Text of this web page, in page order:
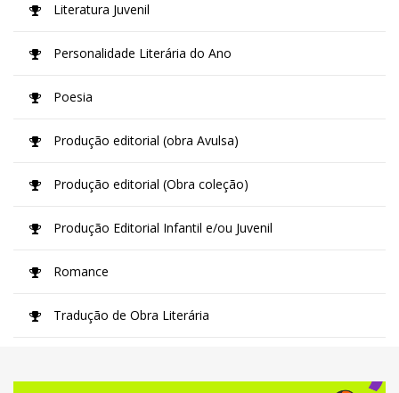
Literatura Juvenil
Personalidade Literária do Ano
Poesia
Produção editorial (obra Avulsa)
Produção editorial (Obra coleção)
Produção Editorial Infantil e/ou Juvenil
Romance
Tradução de Obra Literária